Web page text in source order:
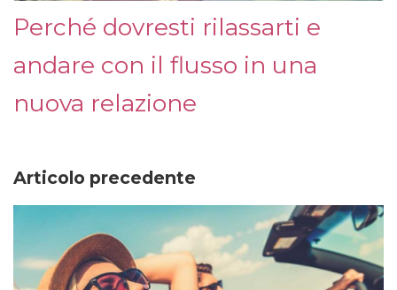
Perché dovresti rilassarti e
andare con il flusso in una
nuova relazione
Articolo precedente